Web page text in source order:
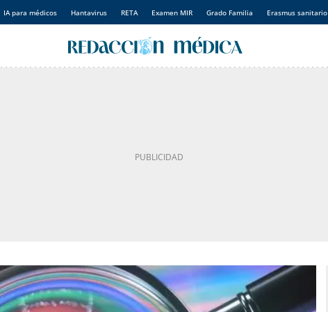
IA para médicos Hantavirus RETA Examen MIR Grado Familia Erasmus sanitario